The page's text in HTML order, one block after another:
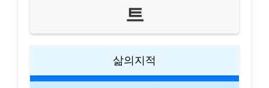
트
삶의지적